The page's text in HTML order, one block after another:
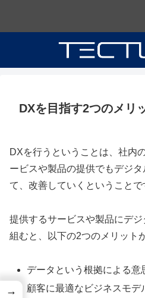
DXを目指す2つのメリ
DXを行うということは、 社内
ービスや製品の提供でもデジ
て、改善していくということ で
提供するサービスや製品にデ
組むと、以下の2つのメリット
データという根拠による意
顧客に最適なビジネスモデ
→